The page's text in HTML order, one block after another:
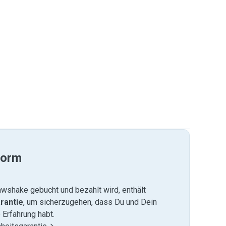
gebucht und bezahlt wird, enthält
, um sicherzugehen, dass Du und Dein
habt.